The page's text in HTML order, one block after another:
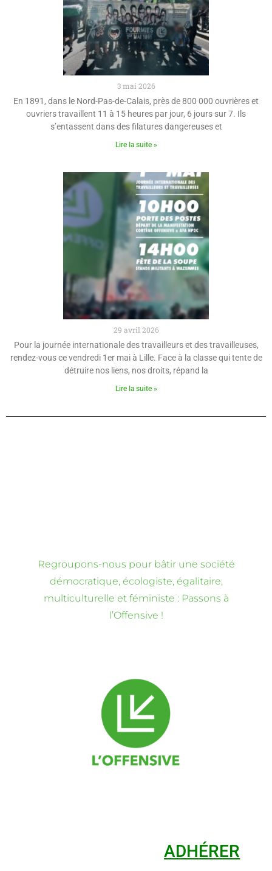
3 mai 2026
En 1891, dans le Nord-Pas-de-Calais, près de 800 000 ouvrières et
ouvriers travaillent 11 à 15 heures par jour, 6 jours sur 7. Ils
s’entassent dans des filatures dangereuses et
Lire la suite »
29 avril 2026
Pour la journée internationale des travailleurs et des travailleuses,
rendez-vous ce vendredi 1er mai à Lille. Face à la classe qui tente de
détruire nos liens, nos droits, répand la
Lire la suite »
Regroupons-nous pour bâtir une société
démocratique, écologiste, égalitaire,
multiculturelle et féministe : Passons à
l’Offensive !
ADHÉRER